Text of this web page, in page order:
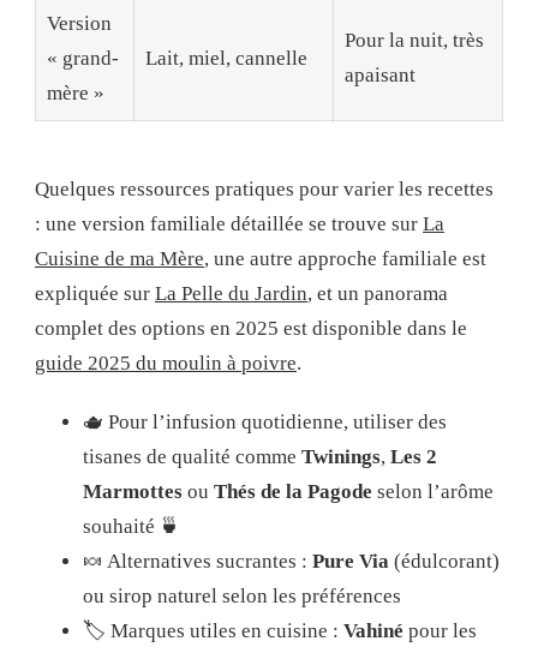
Version
« grand-
mère »
Lait, miel, cannelle
Pour la nuit, très
apaisant
Quelques ressources pratiques pour varier les recettes
: une version familiale détaillée se trouve sur La
Cuisine de ma Mère, une autre approche familiale est
expliquée sur La Pelle du Jardin, et un panorama
complet des options en 2025 est disponible dans le
guide 2025 du moulin à poivre.
🫖 Pour l’infusion quotidienne, utiliser des
tisanes de qualité comme Twinings, Les 2
Marmottes ou Thés de la Pagode selon l’arôme
souhaité 🍵
🍬 Alternatives sucrantes : Pure Via (édulcorant)
ou sirop naturel selon les préférences
🏷️ Marques utiles en cuisine : Vahiné pour les